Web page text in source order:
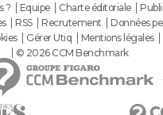
? Equipe Charte éditoriale
RSS Recrutement
Données
Gérer Utiq Mentions légales
© 2026 CCM Benchmark